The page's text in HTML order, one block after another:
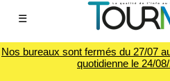
☰
Nos bureaux sont fermés du 27/07
quotidienne le 24/